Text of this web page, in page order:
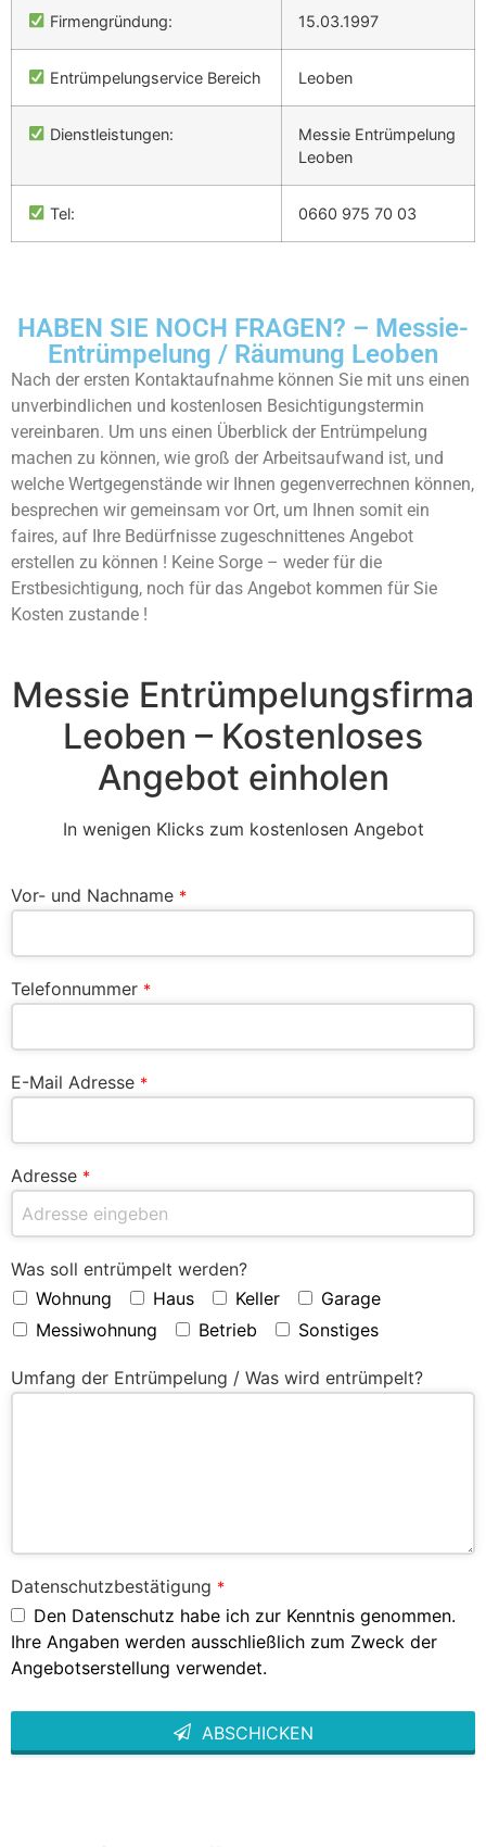
Firmengründung: 15.03.1997
Entrümpelungservice Bereich Leoben
Dienstleistungen:
Messie Entrümpelung
Leoben
Tel: 0660 975 70 03
HABEN SIE NOCH FRAGEN? – Messie-
Entrümpelung / Räumung Leoben
Nach der ersten Kontaktaufnahme können Sie mit uns einen
unverbindlichen und kostenlosen Besichtigungstermin
vereinbaren. Um uns einen Überblick der Entrümpelung
machen zu können, wie groß der Arbeitsaufwand ist, und
welche Wertgegenstände wir Ihnen gegenverrechnen können,
besprechen wir gemeinsam vor Ort, um Ihnen somit ein
faires, auf Ihre Bedürfnisse zugeschnittenes Angebot
erstellen zu können ! Keine Sorge – weder für die
Erstbesichtigung, noch für das Angebot kommen für Sie
Kosten zustande !
Messie Entrümpelungsfirma
Leoben – Kostenloses
Angebot einholen
In wenigen Klicks zum kostenlosen Angebot
Vor- und Nachname *
Telefonnummer *
E-Mail Adresse *
Adresse *
Was soll entrümpelt werden?
Wohnung
Haus Keller
Garage
Messiwohnung
Betrieb Sonstiges
Umfang der Entrümpelung / Was wird entrümpelt?
Datenschutzbestätigung *
Den Datenschutz habe ich zur Kenntnis genommen.
Ihre Angaben werden ausschließlich zum Zweck der
Angebotserstellung verwendet.
ABSCHICKEN